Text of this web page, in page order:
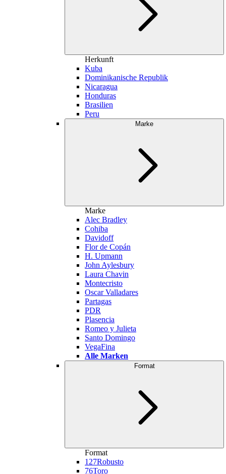
Herkunft
Kuba
Dominikanische Republik
Nicaragua
Honduras
Brasilien
Peru
Marke
Marke
Alec Bradley
Cohiba
Davidoff
Flor de Copán
H. Upmann
John Aylesbury
Laura Chavin
Montecristo
Oscar Valladares
Partagas
PDR
Plasencia
Romeo y Julieta
Santo Domingo
VegaFina
Alle Marken
Format
Format
127Robusto
76Toro